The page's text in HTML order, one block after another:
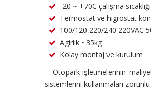
-20 ~ +70C çalışma
Termostat ve higrostat
100/120,220/240 220VAC
Agirlik ~35kg
Kolay montaj ve kurulum
Otopark işletmelerinin
sistemlerini kullanmaları